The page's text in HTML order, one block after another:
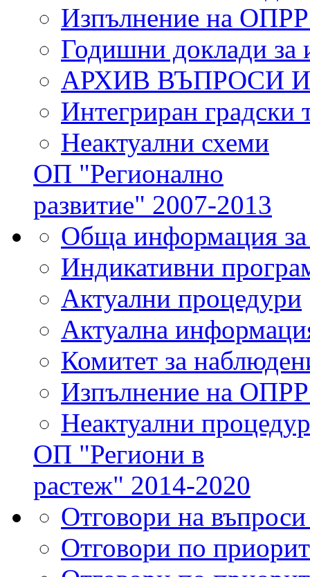
Изпълнение на
Годишни доклади за
АРХИВ ВЪПРОСИ
Интегриран градски
Неактуални схеми
ОП "Регионално
развитие" 2007-2013
Обща информация
Индикативни
Актуални процедури
Актуална
Комитет за
Изпълнение на
Неактуални
ОП "Региони в
растеж" 2014-2020
Отговори на
Отговори по